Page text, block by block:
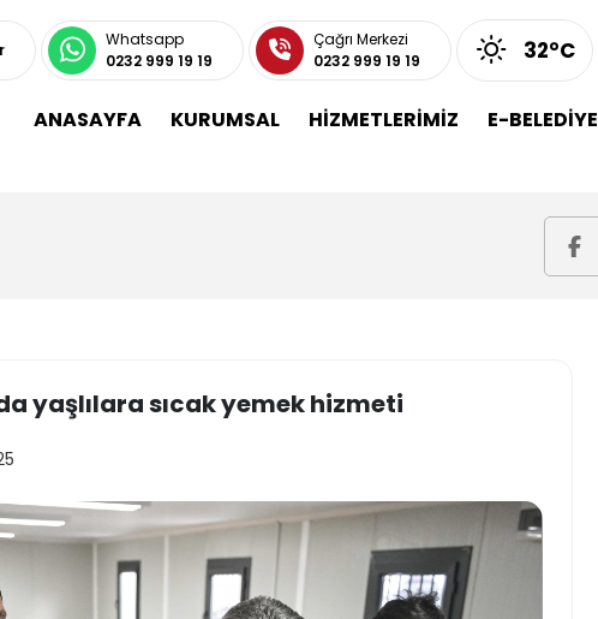
Whatsapp
0232 999 19 19
Çağrı Merkezi
0232 999 19 19
32°C
ANASAYFA KURUMSAL HİZMETLERİMİZ E-BELEDİYE
yaşlılara sıcak yemek hizmeti